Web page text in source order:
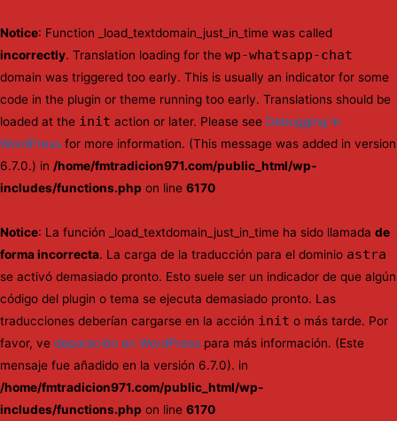
Notice: Function _load_textdomain_just_in_time was called
incorrectly. Translation loading for the wp-whatsapp-chat
domain was triggered too early. This is usually an indicator for some
code in the plugin or theme running too early. Translations should be
loaded at the init action or later. Please see Debugging in
WordPress for more information. (This message was added in version
6.7.0.) in /home/fmtradicion971.com/public_html/wp-
includes/functions.php on line 6170
Notice: La función _load_textdomain_just_in_time ha sido llamada de
forma incorrecta. La carga de la traducción para el dominio astra
se activó demasiado pronto. Esto suele ser un indicador de que algún
código del plugin o tema se ejecuta demasiado pronto. Las
traducciones deberían cargarse en la acción init o más tarde. Por
favor, ve depuración en WordPress para más información. (Este
mensaje fue añadido en la versión 6.7.0). in
/home/fmtradicion971.com/public_html/wp-
includes/functions.php on line 6170